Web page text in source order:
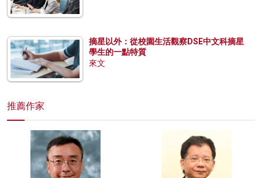
摘星以外：從校園生活觀察DSE中文科摘星
學生的一點特質
來文
推薦作家